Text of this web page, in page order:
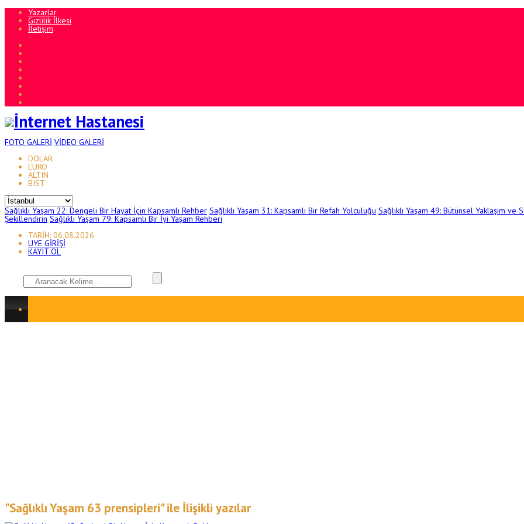
Yazarlar
Gizlilik İlkesi
İletişim
FOTO GALERİ VİDEO GALERİ
DOLAR
EURO
ALTIN
BIST
Sağlıklı Yaşam 22: Dengeli Bir Hayat İçin Kapsamlı Rehber Sağlıklı Yaşam 31: Kapsamlı Bir Refah Yolculuğu Sağlıklı Yaşam 49: Bütünsel Yaklaşım ve
Şekillendirin Sağlıklı Yaşam 79: Kapsamlı Bir İyi Yaşam Rehberi
TARİH: 06.08.2026
ÜYE GİRİŞİ
KAYIT OL
"Sağlıklı Yaşam 63 prensipleri" ile İlişikli yazılar